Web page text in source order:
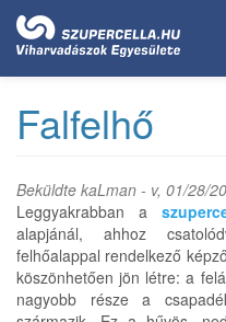
Ugrás
tartalomra
Falfelhő
Beküldte kaLman - v, 01/28/
Leggyakrabban a
alapjánál, ahhoz
felhőalappal rendelkező
köszönhetően jön létre: a
nagyobb része a